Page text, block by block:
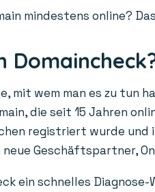
mindestens online?
mit wem man es zu tun
die seit 15 Jahren
registriert wurde
Geschäftspartner,
ein schnelles